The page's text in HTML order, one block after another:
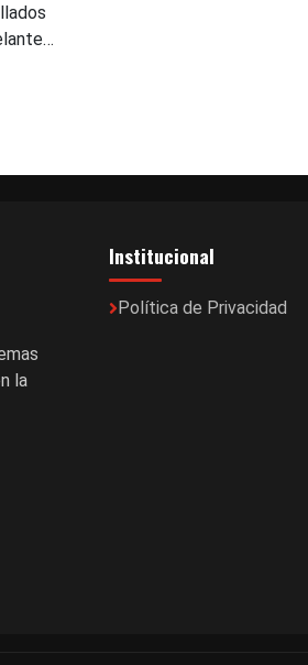
la
Institucional
Política de Privacidad